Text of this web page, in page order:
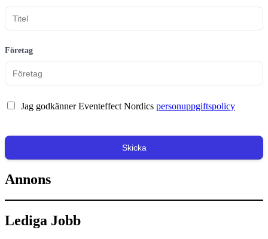
Företag
Jag godkänner Eventeffect Nordics personuppgiftspolicy
Skicka
Annons
Lediga Jobb